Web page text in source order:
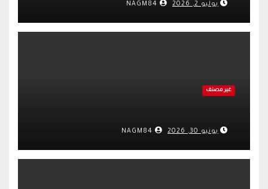
يوليو 2, 2026
غير مصنف
يونيو 30, 2026